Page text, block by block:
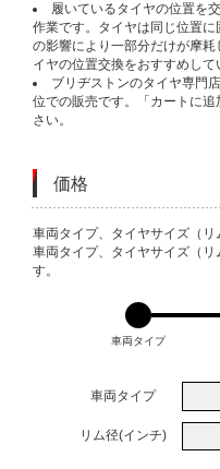
履いているタイヤの位置を
作業です。タイヤは同じ位置
の影響により一部分だけが摩
イヤの位置交換をおすすめして
ブリヂストンのタイヤ専門
位での販売です。「カートに
さい。
価格
VARIATIONS
車両タイプ、タイヤサイズ（リ
車両タイプ、タイヤサイズ（
す。
車両タイプ
車両タイプ
リム径(インチ)